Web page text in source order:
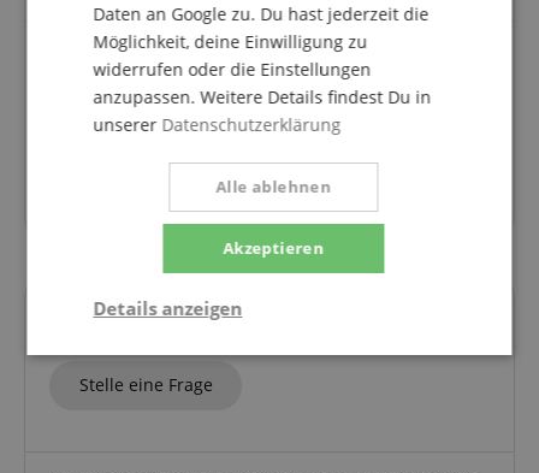
Cooles teil
Bewertung vonkindl,vom 28.03.2026
Macht spass, nutze allerdings nur den sound modus
weil ich keine lichtanlage habe
Fragen zum Artikel
Stelle eine Frage
Daten an Google zu. Du hast jederzeit die
Möglichkeit, deine Einwilligung zu
widerrufen oder die Einstellungen
anzupassen. Weitere Details findest Du in
unserer Datenschutzerklärung
Akzeptieren
Alle ablehnen
Details anzeigen
Notwendig Statistik Marketing